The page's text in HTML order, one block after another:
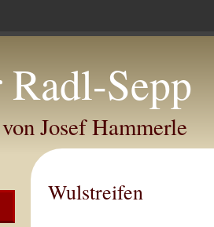
Sepp
Josef Hammerle
Wulstreifen